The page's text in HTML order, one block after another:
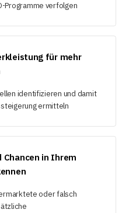
Programme verfolgen
für mehr
identifizieren und damit
ermitteln
in Ihrem
oder falsch